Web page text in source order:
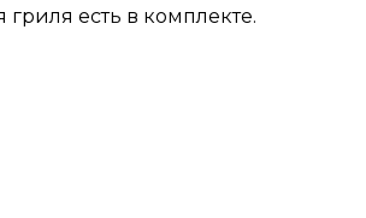
есть в комплекте.